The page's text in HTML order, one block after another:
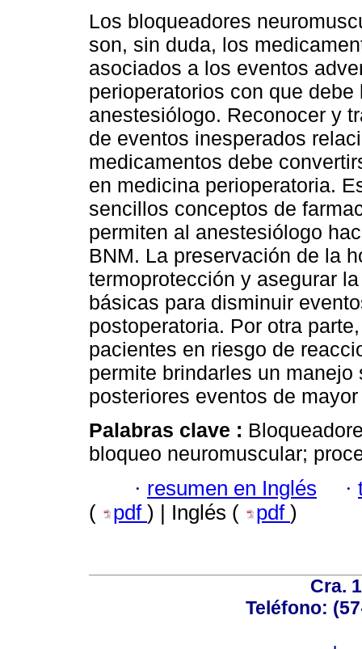
Los bloqueadores
son, sin duda, los
asociados a los eventos
perioperatorios con que debe
anestesiólogo. Reconocer y
de eventos inesperados
medicamentos debe
en medicina perioperatoria.
sencillos conceptos de
permiten al anestesiólogo
BNM. La preservación de la
termoprotección y asegurar
básicas para disminuir
postoperatoria. Por otra
pacientes en riesgo de
permite brindarles un
posteriores eventos de
Palabras clave :
bloqueo neuromuscular;
· resumen en Inglés ·
(
pdf ) | Inglés ( pdf )
Cra.
Teléfono: